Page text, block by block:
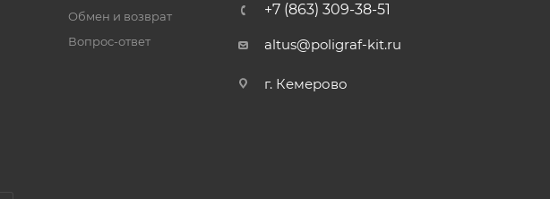
Обмен и возврат
Вопрос-ответ
+7 (863) 309-38-51
altus@poligraf-kit.ru
г. Кемерово